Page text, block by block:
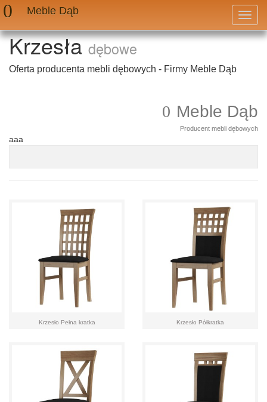
Meble Dąb
Krzesładębowe
Oferta producenta mebli dębowych - Firmy Meble Dąb
Meble Dąb
Producent mebli dębowych
aaa
Krzesło Pełna kratka Krzesło Półkratka